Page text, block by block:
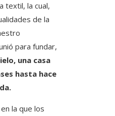
textil, la cual,
de la
para fundar,
una casa
hasta hace
la que los